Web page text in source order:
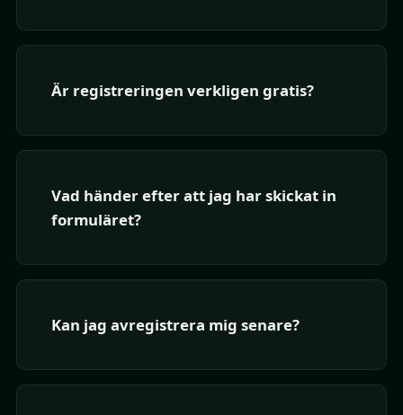
Är registreringen verkligen gratis?
Vad händer efter att jag har skickat in
formuläret?
Kan jag avregistrera mig senare?